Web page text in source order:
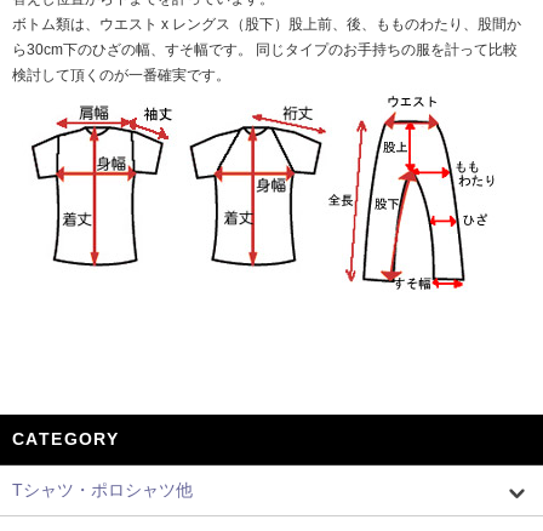
ボトム類は、ウエスト x レングス（股下）股上前、後、もものわたり、股間か
ら30cm下のひざの幅、すそ幅です。 同じタイプのお手持ちの服を計って比較
検討して頂くのが一番確実です。
CATEGORY
Tシャツ・ポロシャツ他